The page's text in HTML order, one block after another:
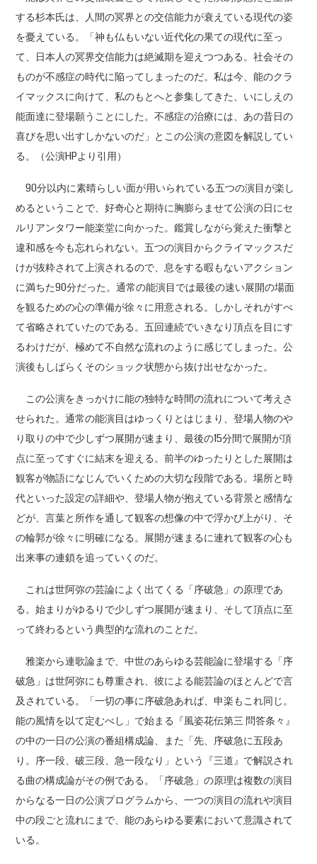
する杉本氏は、人間の冥界との交信能力が衰えている現代の姿
を憂えている。「神も仏もいない近代化の果ての現代に至っ
て、日本人の冥界交信能力は絶滅期を迎えつつある。社会その
ものが不感症の時代に陥ってしまったのだ。私は今、能のクラ
イマックスに向けて、私のもとへと参集してきた、いにしえの
能面達に登場願うことにした。不感症の治療には、あの昔日の
喜びを思い出すしかないのだ」とこの公演の意図を解説してい
る。（公演HPより引用）
90分以内に素晴らしい面が用いられている五つの演目が楽し
めるということで、好奇心と期待に胸膨らませて公演の日にセ
ルリアンタワー能楽堂に向かった。鑑賞しながら覚えた衝撃と
違和感を今も忘れられない。五つの演目からクライマックスだ
けが抜粋されて上演されるので、息をする暇もないアクション
に満ちた90分だった。通常の能演目では最後の速い展開の場面
を観るための心の準備が徐々に用意される。しかしそれがすべ
て省略されていたのである。五回連続でいきなり頂点を目にす
るわけだが、極めて不自然な流れのように感じてしまった。公
演後もしばらくそのショック状態から抜け出せなかった。
この公演をきっかけに能の独特な時間の流れについて考えさ
せられた。通常の能演目はゆっくりとはじまり、登場人物のや
り取りの中で少しずつ展開が速まり、最後の15分間で展開が頂
点に至ってすぐに結末を迎える。前半のゆったりとした展開は
観客が物語になじんでいくための大切な段階である。場所と時
代といった設定の詳細や、登場人物が抱えている背景と感情な
どが、言葉と所作を通して観客の想像の中で浮かび上がり、そ
の輪郭が徐々に明確になる。展開が速まるに連れて観客の心も
出来事の連鎖を追っていくのだ。
これは世阿弥の芸論によく出てくる「序破急」の原理であ
る。始まりがゆるりで少しずつ展開が速まり、そして頂点に至
って終わるという典型的な流れのことだ。
雅楽から連歌論まで、中世のあらゆる芸能論に登場する「序
破急」は世阿弥にも尊重され、彼による能芸論のほとんどで言
及されている。「一切の事に序破急あれば、申楽もこれ同じ。
能の風情を以て定むべし」で始まる『風姿花伝第三 問答条々』
の中の一日の公演の番組構成論、また「先、序破急に五段あ
り。序一段、破三段、急一段なり」という『三道』で解説され
る曲の構成論がその例である。「序破急」の原理は複数の演目
からなる一日の公演プログラムから、一つの演目の流れや演目
中の段ごと流れにまで、能のあらゆる要素において意識されて
いる。